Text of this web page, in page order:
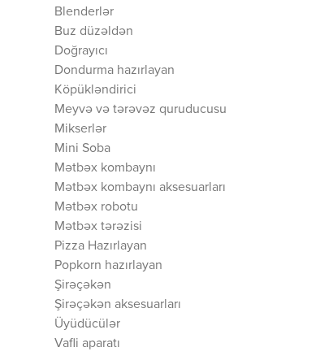
Blenderlər
Buz düzəldən
Doğrayıcı
Dondurma hazırlayan
Köpükləndirici
Meyvə və tərəvəz quruducusu
Mikserlər
Mini Soba
Mətbəx kombaynı
Mətbəx kombaynı aksesuarları
Mətbəx robotu
Mətbəx tərəzisi
Pizza Hazırlayan
Popkorn hazırlayan
Şirəçəkən
Şirəçəkən aksesuarları
Üyüdücülər
Vafli aparatı